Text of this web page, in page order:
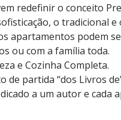
redefinir o conceito
o tradicional
apartamentos podem
ou com a família toda.
e Cozinha Completa.
de partida “dos Livros
a um autor e cada